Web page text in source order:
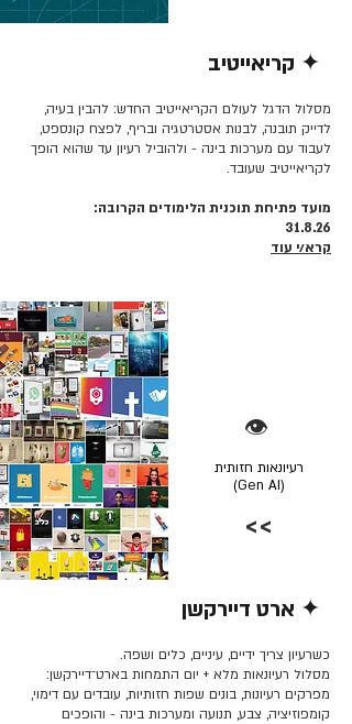
✦ קריאייטיב
מסלול הדגל לעולם הקריאייטיב החדש: להבין בעיה,
לדייק תובנה, לבנות אסטרטגיה ובריף, לפצח קונספט,
לעבוד עם מערכות בינה - ולהוביל רעיון עד שהוא הופך
לקריאייטיב שעובד.
מועד פתיחת תוכנית הלימודים הקרובה:
31.8.26
קרא/י עוד
👁️
רעיונאות חזותית
(Gen AI)
>>
✦ ארט דיירקשן
כשרעיון צריך ידיים, עיניים, כלים ושפה.
מסלול רעיונאות מלא + יום התמחות בארט־דיירקשן:
מפרקים רעיונות, בונים שפות חזותיות, עובדים עם דימוי,
קומפוזיציה, צבע, תנועה ומערכות בינה - והופכים